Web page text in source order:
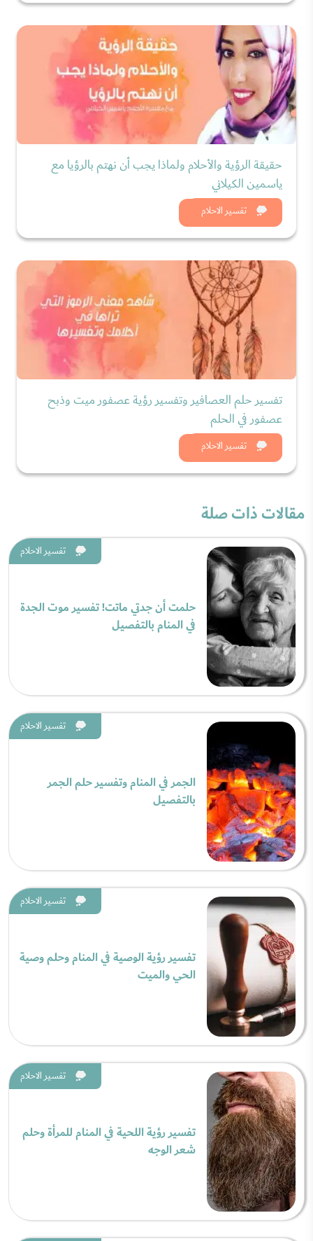
تفسير الاحلام
حقيقة الرؤية والأحلام ولماذا يجب أن نهتم بالرؤيا مع
ياسمين الكيلاني
شاهد الان
تفسير الاحلام
تفسير حلم العصافير وتفسير رؤية عصفور ميت وذبح
عصفور في الحلم
شاهد الان
مقالات ذات صلة
تفسير الاحلام
حلمت أن جدتي ماتت! تفسير موت الجدة
في المنام بالتفصيل
تفسير الاحلام
الجمر في المنام وتفسير حلم الجمر
بالتفصيل
تفسير الاحلام
تفسير رؤية الوصية في المنام وحلم وصية
الحي والميت
تفسير الاحلام
تفسير رؤية اللحية في المنام للمرأة وحلم
شعر الوجه